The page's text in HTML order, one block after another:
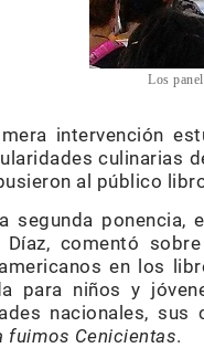
Los
intervención
culinarias
al público
segunda
Díaz, comentó
en los
para niños y
nacionales,
fuimos Cenicientas.